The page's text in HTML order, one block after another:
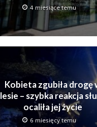
4 miesiące temu
Kobieta zgubiła drogę
lesie – szybka reakcja
ocaliła jej życie
6 miesięcy temu